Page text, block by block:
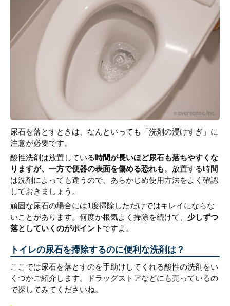
尿石を落とすときは、なんといっても「洗剤の浸けすぎ」に
注意が必要です。
酸性洗剤は放置している時間が長いほど尿石も落ちやすくな
りますが、一方で便器の表面を傷める恐れも。放置する時間
は洗剤によっても違うので、あらかじめ使用方法をよく確認
しておきましょう。
頑固な尿石の場合には1度掃除しただけではキレイにならな
いことがあります。何度か根気よく掃除を続けて、 少しずつ
落としていくのがポイント ですよ。
トイレの尿石を掃除するのに便利な洗剤は？
ここでは尿石を落とすのを手助けしてくれる酸性の洗剤をい
くつかご紹介します。ドラッグストアなどにも売っているの
で探してみてくださいね。